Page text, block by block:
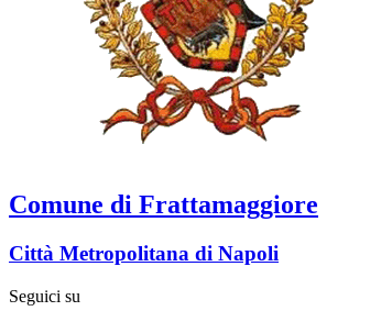
Comune di Frattamaggiore
Città Metropolitana di Napoli
Seguici su